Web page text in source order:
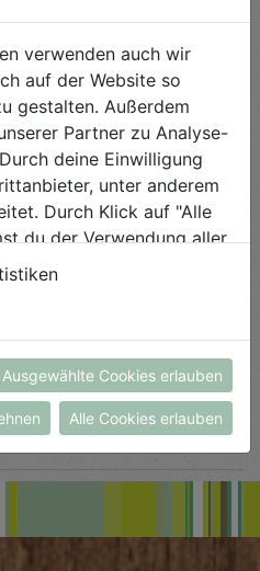
ANSEHEN
Pide
ANSEHEN
ANSEHEN
verwenden auch wir
auf der Website so
gestalten. Außerdem
Partner zu Analyse-
deine Einwilligung
unter anderem
Durch Klick auf "Alle
du der Verwendung aller
anzeigen" findest du alle
Cookies, du kannst
Cookies du erlauben
du in unserer
imImpressum
Ausgewählte Cookies erlauben
Alle Cookies erlauben